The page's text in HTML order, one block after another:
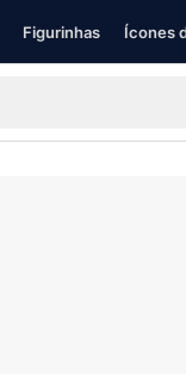
Figurinhas Ícones